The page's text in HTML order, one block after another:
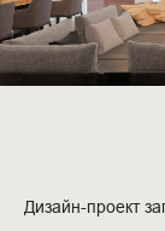
Дизайн-проект